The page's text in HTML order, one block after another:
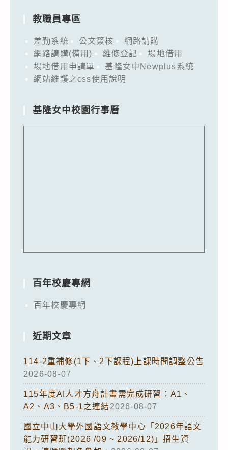
教職員專區
差勤系統 公文簽核
網路請購
網路請購(備用)
維修登記
場地借用
場地借用申請單
基隆女中Newplus系統
網站維護之css使用說明
基隆女中校園行事曆
百年校慶專網
百年校慶專網
近期文章
114-2重補修(1下、2下課程)上課時間調整公告
2026-08-07
115年度AI人才方舟計畫需完成研習：A1、
A2、A3、B5-1之連結2026-08-07
國立中山大學外國語文教學中心「2026年語文
能力研習班(2026 /09 ~ 2026/12)」招生資